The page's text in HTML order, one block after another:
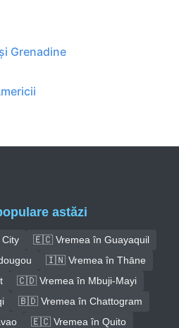
Grenadine
astăzi
🇪🇨 Vremea în Guayaquil
🇮🇳 Vremea în Thāne
🇨🇩 Vremea în Mbuji-Mayi
🇧🇩 Vremea în Chattogram
🇪🇨 Vremea în Quito